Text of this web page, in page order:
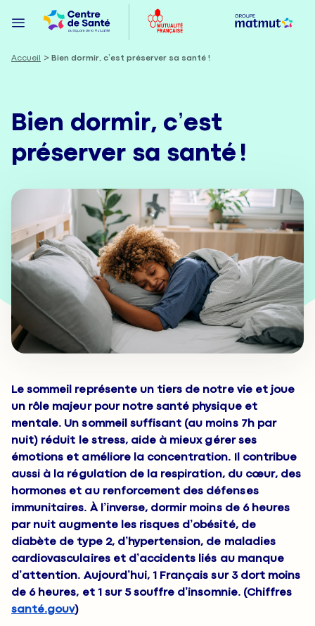
Accueil Bien dormir, c’est préserver sa santé !
Bien dormir, c’est
préserver sa santé !
Le sommeil représente un tiers de notre vie et joue
un rôle majeur pour notre santé physique et
mentale. Un sommeil suffisant (au moins 7h par
nuit) réduit le stress, aide à mieux gérer ses
émotions et améliore la concentration. Il contribue
aussi à la régulation de la respiration, du cœur, des
hormones et au renforcement des défenses
immunitaires. À l’inverse, dormir moins de 6 heures
par nuit augmente les risques d’obésité, de
diabète de type 2, d’hypertension, de maladies
cardiovasculaires et d’accidents liés au manque
d’attention. Aujourd’hui, 1 Français sur 3 dort moins
de 6 heures, et 1 sur 5 souffre d’insomnie. (Chiffres
santé.gouv)